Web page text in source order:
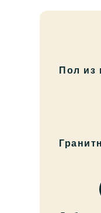
Пол из